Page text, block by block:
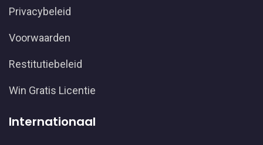
Privacybeleid
Voorwaarden
Restitutiebeleid
Win Gratis Licentie
Internationaal